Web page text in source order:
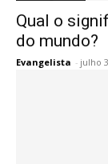
Qual o
do mundo?
Evangelista - julho